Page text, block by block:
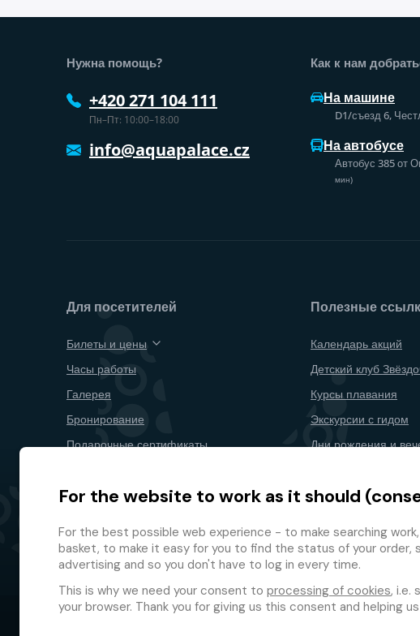
Нужна помощь?
+420 271 104 111
Пн–Пт: 10:00–18:00
info@aquapalace.cz
Как к нам
На машине
D1/съезд 6,
На автобусе
Автобус 385 от
мин)
Для посетителей
Билеты и цены
Часы работы
Галерея
Бронирование
Подарочные сертификаты
План территории
Полезные
Календарь акций
Детский клуб
Курсы плавания
Экскурсии с гидом
Дни рождения и
Расторжение
For the website to work as it should
For the best possible web experience - to make searching
basket, to make it easy for you to find the status of your order,
advertising and so you don't have to log in every time.
This is why we need your consent to processing of cookies, i.e.
your browser. Thank you for giving us this consent and helping